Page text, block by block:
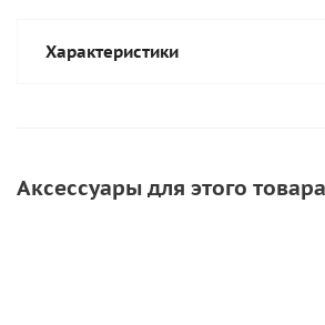
Характеристики
Аксессуары для этого товара